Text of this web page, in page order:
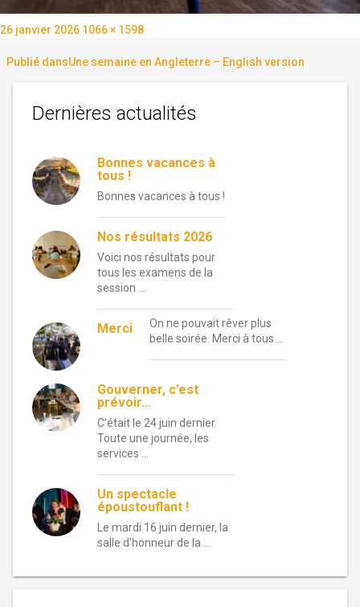
Publié
26 janvier 2026 Taille
1066 × 1598
Navigation
de
l’article
Publié dansUne semaine en Angleterre – English version
Dernières actualités
Bonnes vacances à
tous !
Bonnes vacances à tous !
Nos résultats 2026
Voici nos résultats pour
tous les examens de la
session …
Merci
On ne pouvait rêver plus
belle soirée. Merci à tous …
Gouverner, c’est
prévoir…
C’était le 24 juin dernier.
Toute une journée, les
services …
Un spectacle
époustouflant !
Le mardi 16 juin dernier, la
salle d’honneur de la …